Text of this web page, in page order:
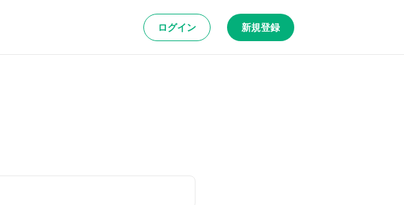
ログイン 新規登録